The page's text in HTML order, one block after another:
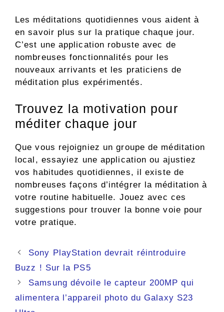
Les méditations quotidiennes vous aident à
en savoir plus sur la pratique chaque jour.
C’est une application robuste avec de
nombreuses fonctionnalités pour les
nouveaux arrivants et les praticiens de
méditation plus expérimentés.
Trouvez la motivation pour
méditer chaque jour
Que vous rejoigniez un groupe de méditation
local, essayiez une application ou ajustiez
vos habitudes quotidiennes, il existe de
nombreuses façons d’intégrer la méditation à
votre routine habituelle. Jouez avec ces
suggestions pour trouver la bonne voie pour
votre pratique.
Navigation
des
Sony PlayStation devrait réintroduire
Buzz ! Sur la PS5
Samsung dévoile le capteur 200MP qui
alimentera l’appareil photo du Galaxy S23